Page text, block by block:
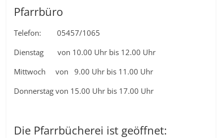
Pfarrbüro
Telefon: 05457/1065
Dienstag von 10.00 Uhr bis 12.00 Uhr
Mittwoch von 9.00 Uhr bis 11.00 Uhr
Donnerstag von 15.00 Uhr bis 17.00 Uhr
Die Pfarrbücherei ist geöffnet: